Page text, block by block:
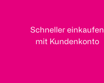
Schneller einkaufen
mit Kundenkonto